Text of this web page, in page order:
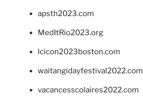
apsth2023.com
MedItRio2023.org
lcicon2023boston.com
waitangidayfestival2022.com
vacancesscolaires2022.com